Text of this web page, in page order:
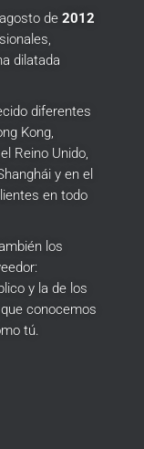
de 2012
dilatada
diferentes
Kong,
Reino Unido,
y en el
en todo
los
y la de los
conocemos
tú.